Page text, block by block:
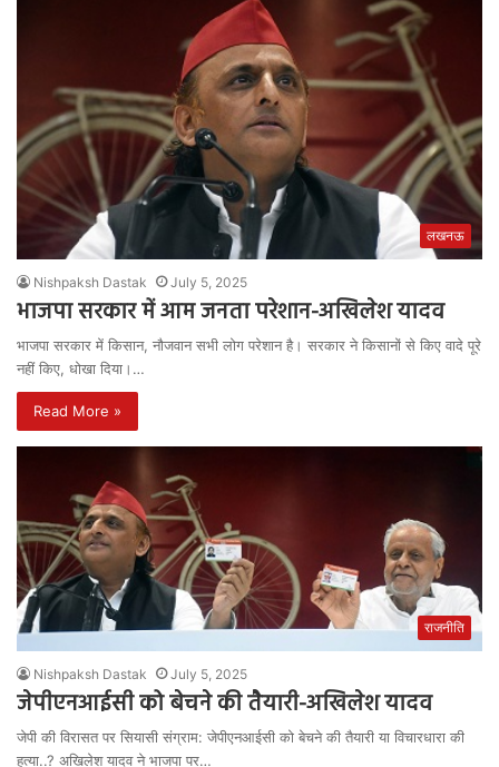
लखनऊ
Nishpaksh Dastak July 5, 2025
भाजपा सरकार में आम जनता परेशान-अखिलेश यादव
भाजपा सरकार में किसान, नौजवान सभी लोग परेशान है। सरकार ने किसानों से किए वादे पूरे
नहीं किए, धोखा दिया।…
Read More »
राजनीति
Nishpaksh Dastak July 5, 2025
जेपीएनआईसी को बेचने की तैयारी-अखिलेश यादव
जेपी की विरासत पर सियासी संग्राम: जेपीएनआईसी को बेचने की तैयारी या विचारधारा की
हत्या..? अखिलेश यादव ने भाजपा पर…